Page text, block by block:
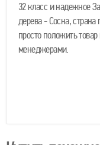
32 класс и надежное
дерева - Сосна,
просто положить
менеджерами.